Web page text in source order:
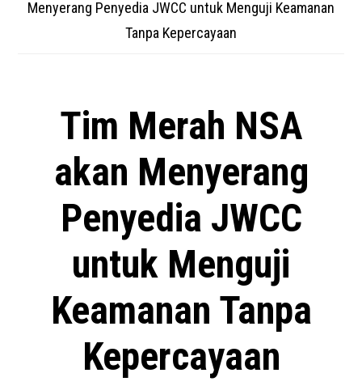
Menyerang Penyedia JWCC untuk Menguji Keamanan
Tanpa Kepercayaan
Tim Merah NSA
akan Menyerang
Penyedia JWCC
untuk Menguji
Keamanan Tanpa
Kepercayaan